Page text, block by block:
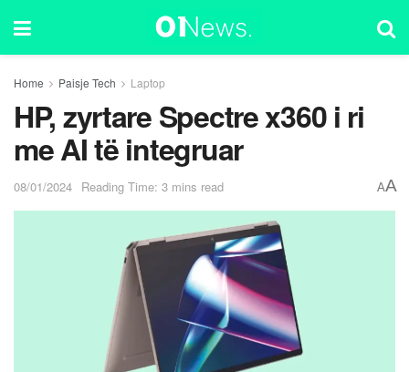
Home Paisje Tech Laptop
HP, zyrtare Spectre x360 i ri
me AI të integruar
08/01/2024 Reading Time: 3 mins read AA